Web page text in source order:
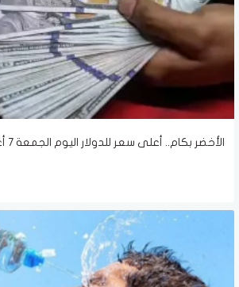
الأخضر بكام.. أعلى سعر للدولار اليوم الجمعة 7 أغسطس 2026